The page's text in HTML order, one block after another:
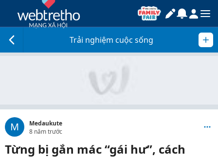
Trải nghiệm cuộc sống
M
Medaukute
8 năm trước
Từng bị gắn mác “gái hư”, cách